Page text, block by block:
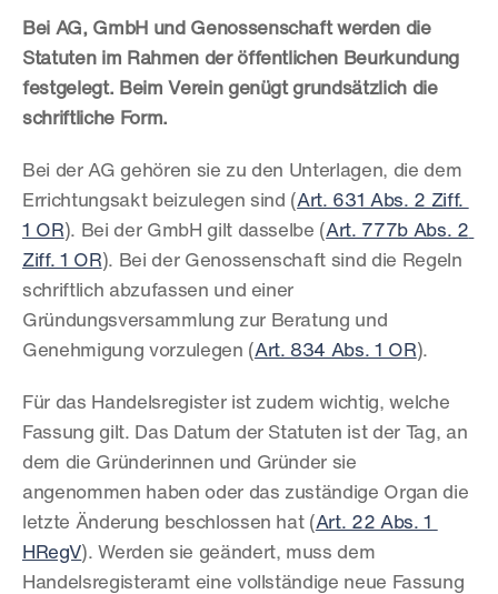
Bei AG, GmbH und Genossenschaft werden die
Statuten im Rahmen der öffentlichen Beurkundung
festgelegt. Beim Verein genügt grundsätzlich die
schriftliche Form.
Bei der AG gehören sie zu den Unterlagen, die dem
Errichtungsakt beizulegen sind (Art. 631 Abs. 2 Ziff.
1 OR). Bei der GmbH gilt dasselbe (Art. 777b Abs. 2
Ziff. 1 OR). Bei der Genossenschaft sind die Regeln
schriftlich abzufassen und einer
Gründungsversammlung zur Beratung und
Genehmigung vorzulegen (Art. 834 Abs. 1 OR).
Für das Handelsregister ist zudem wichtig, welche
Fassung gilt. Das Datum der Statuten ist der Tag, an
dem die Gründerinnen und Gründer sie
angenommen haben oder das zuständige Organ die
letzte Änderung beschlossen hat (Art. 22 Abs. 1
HRegV). Werden sie geändert, muss dem
Handelsregisteramt eine vollständige neue Fassung